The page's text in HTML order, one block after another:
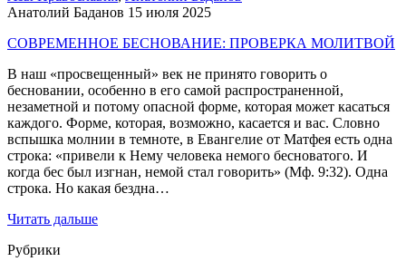
Анатолий Баданов 15 июля 2025
СОВРЕМЕННОЕ БЕСНОВАНИЕ: ПРОВЕРКА МОЛИТВОЙ
В наш «просвещенный» век не принято говорить о
бесновании, особенно в его самой распространенной,
незаметной и потому опасной форме, которая может касаться
каждого. Форме, которая, возможно, касается и вас. Словно
вспышка молнии в темноте, в Евангелие от Матфея есть одна
строка: «привели к Нему человека немого бесноватого. И
когда бес был изгнан, немой стал говорить» (Мф. 9:32). Одна
строка. Но какая бездна…
Читать дальше
Рубрики